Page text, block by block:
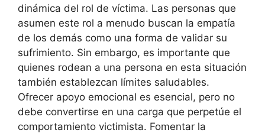
dinámica del rol de víctima. Las personas que
asumen este rol a menudo buscan la empatía
de los demás como una forma de validar su
sufrimiento. Sin embargo, es importante que
quienes rodean a una persona en esta situación
también establezcan límites saludables.
Ofrecer apoyo emocional es esencial, pero no
debe convertirse en una carga que perpetúe el
comportamiento victimista. Fomentar la